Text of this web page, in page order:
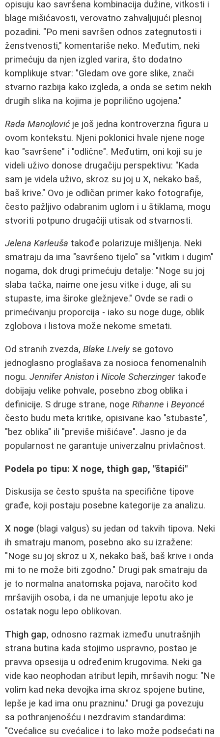
opisuju kao savršena kombinacija dužine, vitkosti i
blage mišićavosti, verovatno zahvaljujući plesnoj
pozadini. "Po meni savršen odnos zategnutosti i
ženstvenosti," komentariše neko. Međutim, neki
primećuju da njen izgled varira, što dodatno
komplikuje stvar: "Gledam ove gore slike, znači
stvarno razbija kako izgleda, a onda se setim nekih
drugih slika na kojima je poprilično ugojena."
Rada Manojlović je još jedna kontroverzna figura u
ovom kontekstu. Njeni poklonici hvale njene noge
kao "savršene" i "odlične". Međutim, oni koji su je
videli uživo donose drugačiju perspektivu: "Kada
sam je videla uživo, skroz su joj u X, nekako baš,
baš krive." Ovo je odličan primer kako fotografije,
često pažljivo odabranim uglom i u štiklama, mogu
stvoriti potpuno drugačiji utisak od stvarnosti.
Jelena Karleuša takođe polarizuje mišljenja. Neki
smatraju da ima "savršeno tijelo" sa "vitkim i dugim"
nogama, dok drugi primećuju detalje: "Noge su joj
slaba tačka, naime one jesu vitke i duge, ali su
stupaste, ima široke gležnjeve." Ovde se radi o
primećivanju proporcija - iako su noge duge, oblik
zglobova i listova može nekome smetati.
Od stranih zvezda, Blake Lively se gotovo
jednoglasno proglašava za nosioca fenomenalnih
nogu. Jennifer Aniston i Nicole Scherzingertakođe
dobijaju velike pohvale, posebno zbog oblika i
definicije. S druge strane, noge Rihanne i Beyoncé
često budu meta kritike, opisivane kao "stubaste",
"bez oblika" ili "previše mišićave". Jasno je da
popularnost ne garantuje univerzalnu privlačnost.
Podela po tipu: X noge, thigh gap, "štapići"
Diskusija se često spušta na specifične tipove
građe, koji postaju posebne kategorije za analizu.
X noge (blagi valgus) su jedan od takvih tipova. Neki
ih smatraju manom, posebno ako su izražene:
"Noge su joj skroz u X, nekako baš, baš krive i onda
mi to ne može biti zgodno." Drugi pak smatraju da
je to normalna anatomska pojava, naročito kod
mršavijih osoba, i da ne umanjuje lepotu ako je
ostatak nogu lepo oblikovan.
Thigh gap, odnosno razmak između unutrašnjih
strana butina kada stojimo uspravno, postao je
pravva opsesija u određenim krugovima. Neki ga
vide kao neophodan atribut lepih, mršavih nogu: "Ne
volim kad neka devojka ima skroz spojene butine,
lepše je kad ima onu prazninu." Drugi ga povezuju
sa pothranjenošću i nezdravim standardima:
"Cvećalice su cvećalice i to lako može podsećati na